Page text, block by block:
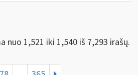
nuo 1,521 iki 1,540 iš 7,293 irašų.